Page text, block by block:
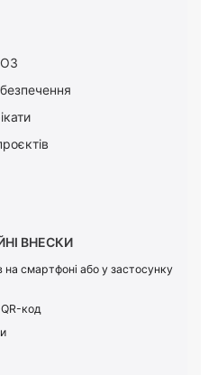
ВНЕСКИ
на смартфоні або у застосунку
код